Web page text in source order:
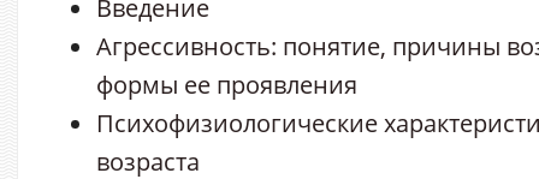
Агрессивность: понятие, причины
формы ее проявления
Психофизиологические
возраста